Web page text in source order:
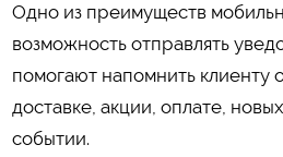
Одно из преимуществ
возможность отправлять
помогают напомнить клиенту
доставке, акции, оплате,
событии.